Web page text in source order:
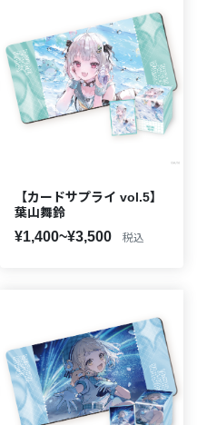
【カードサプライ vol.5】
葉山舞鈴
¥1,400~¥3,500 税込